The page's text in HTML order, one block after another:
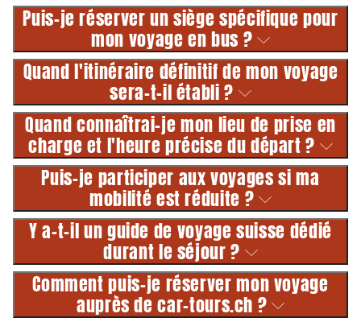
Puis-je réserver un siège spécifique pour
mon voyage en bus ?
Quand l'itinéraire définitif de mon voyage
sera-t-il établi ?
Quand connaîtrai-je mon lieu de prise en
charge et l'heure précise du départ ?
Puis-je participer aux voyages si ma
mobilité est réduite ?
Y a-t-il un guide de voyage suisse dédié
durant le séjour ?
Comment puis-je réserver mon voyage
auprès de car-tours.ch ?